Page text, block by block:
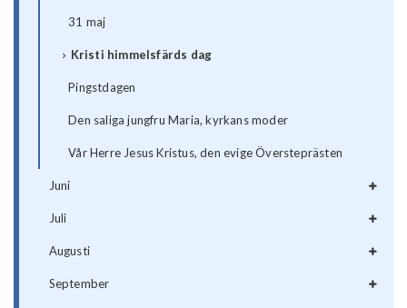
31 maj
Kristi himmelsfärds dag
Pingstdagen
Den saliga jungfru Maria, kyrkans moder
Vår Herre Jesus Kristus, den evige Översteprästen
Juni
Juli
Augusti
September